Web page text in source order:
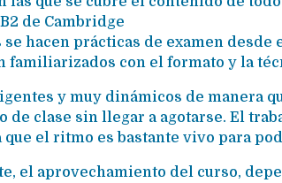
de Cambridge
se hacen prácticas de examen
familiarizados con el formato y la
y muy dinámicos de manera
de clase sin llegar a agotarse. El
el ritmo es bastante vivo para
el aprovechamiento del curso,